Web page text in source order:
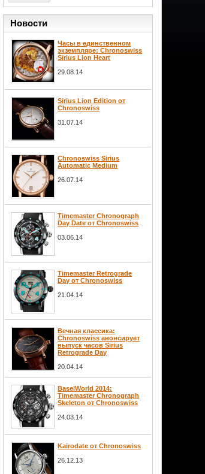
Новости
Часы в единственном
экземпляре: Chronoswiss
Sirius Lion Heart
29.08.14
Sirius Lion Edition от
Chronoswiss
31.07.14
Chronoswiss Sirius
Automatic Medium
26.07.14
Timemaster Chronograph
Day Date от Chronoswiss
03.06.14
Timemaster Retrograde
Day от Chronoswiss
21.04.14
Вечная классика:
Chronoswiss анонсирует
выпуск часов Sirius
Retrograde Day
20.04.14
BaselWorld 2014:
Timemaster Chronograph
Skeleton от Chronoswiss
24.03.14
Kairodate от Chronoswiss
26.12.13